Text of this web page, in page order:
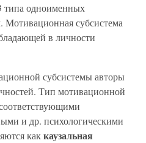
типа одноименных
субсистема
в личности
субсистемы авторы
Тип мотивационной
и др. психологическими
каккаузальная